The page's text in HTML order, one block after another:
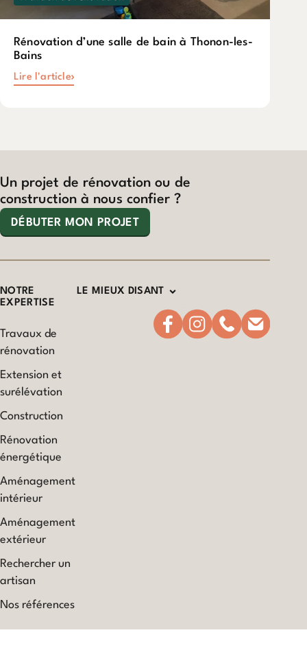
Rénovation d’une salle de bain à Thonon-les-
Bains
Lire l'article
Un projet de rénovation ou de
construction à nous confier ?
DÉBUTER MON PROJET
NOTRE
EXPERTISE
Travaux de
rénovation
Extension et
surélévation
Construction
Rénovation
énergétique
Aménagement
intérieur
Aménagement
extérieur
Rechercher un
artisan
Nos références
LE MIEUX DISANT